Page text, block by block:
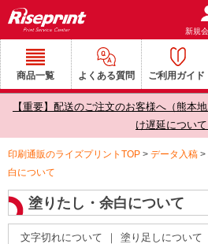
新規
商品一覧 よくある質問 ご利用ガイド
【重要】配送のご注文のお客様へ（熊本
け遅延について
印刷通販のライズプリントTOP > データ入稿 >
白について
塗りたし・余白について
文字切れについて ｜ 塗り足しについて